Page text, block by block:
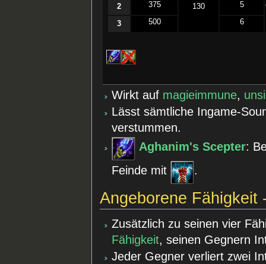
130
2 375 5
3 500 6
Wirkt auf magieimmune,
Lässt sämtliche Ingame-
verstummen.
Aghanim's Scepter:
Feinde mit
.
Angeborene Fähigkeit
Zusätzlich zu seinen vier
Fähigkeit, seinen Gegnern
Jeder Gegner verliert zwei